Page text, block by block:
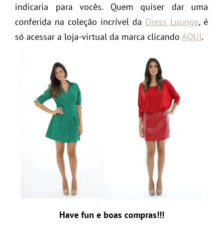
indicaria para vocês. Quem quiser dar uma
conferida na coleção incrível da Dress Lounge, é
só acessar a loja-virtual da marca clicando AQUI.
Have fun e boas compras!!!